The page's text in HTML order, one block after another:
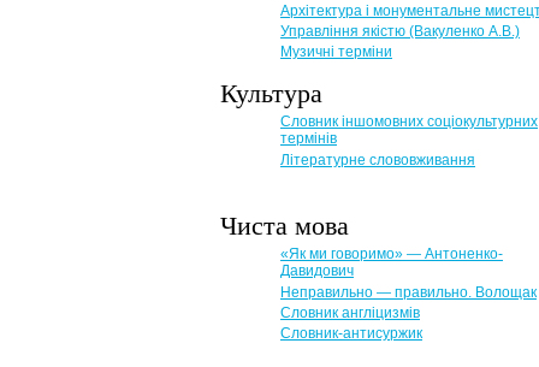
Архітектура і монументальне
Управління якістю (Вакуленко А.В.)
Музичні терміни
Культура
Словник іншомовних соціокультурних
термінів
Літературне слововживання
Чиста мова
«Як ми говоримо» — Антоненко-
Давидович
Неправильно — правильно. Волощак
Словник англіцизмів
Словник-антисуржик